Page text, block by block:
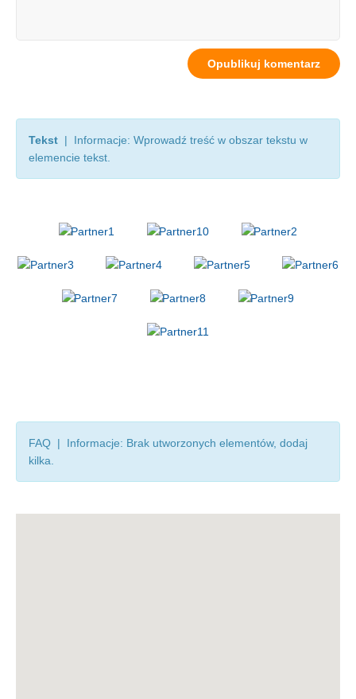
Tekst | Informacje: Wprowadź treść w obszar tekstu w
elemencie tekst.
FAQ | Informacje: Brak utworzonych elementów, dodaj
kilka.